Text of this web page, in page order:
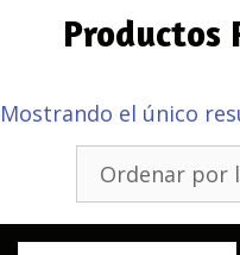
Productos
Mostrando el único